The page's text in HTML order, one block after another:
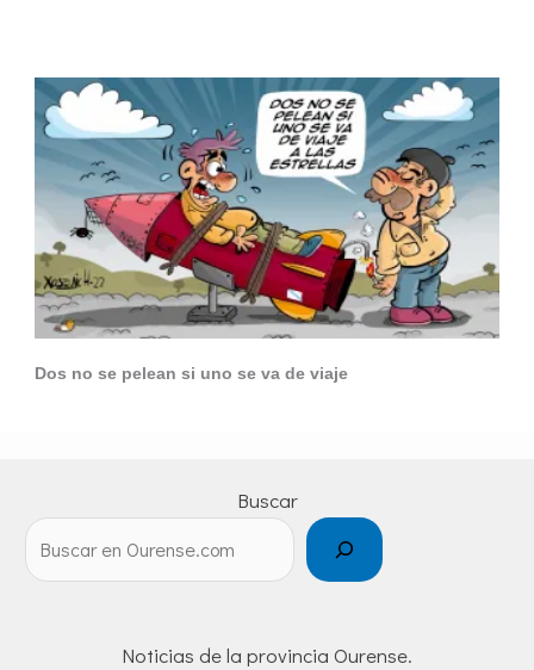
Dos no se pelean si uno se va de viaje
Buscar
Noticias de la provincia Ourense.